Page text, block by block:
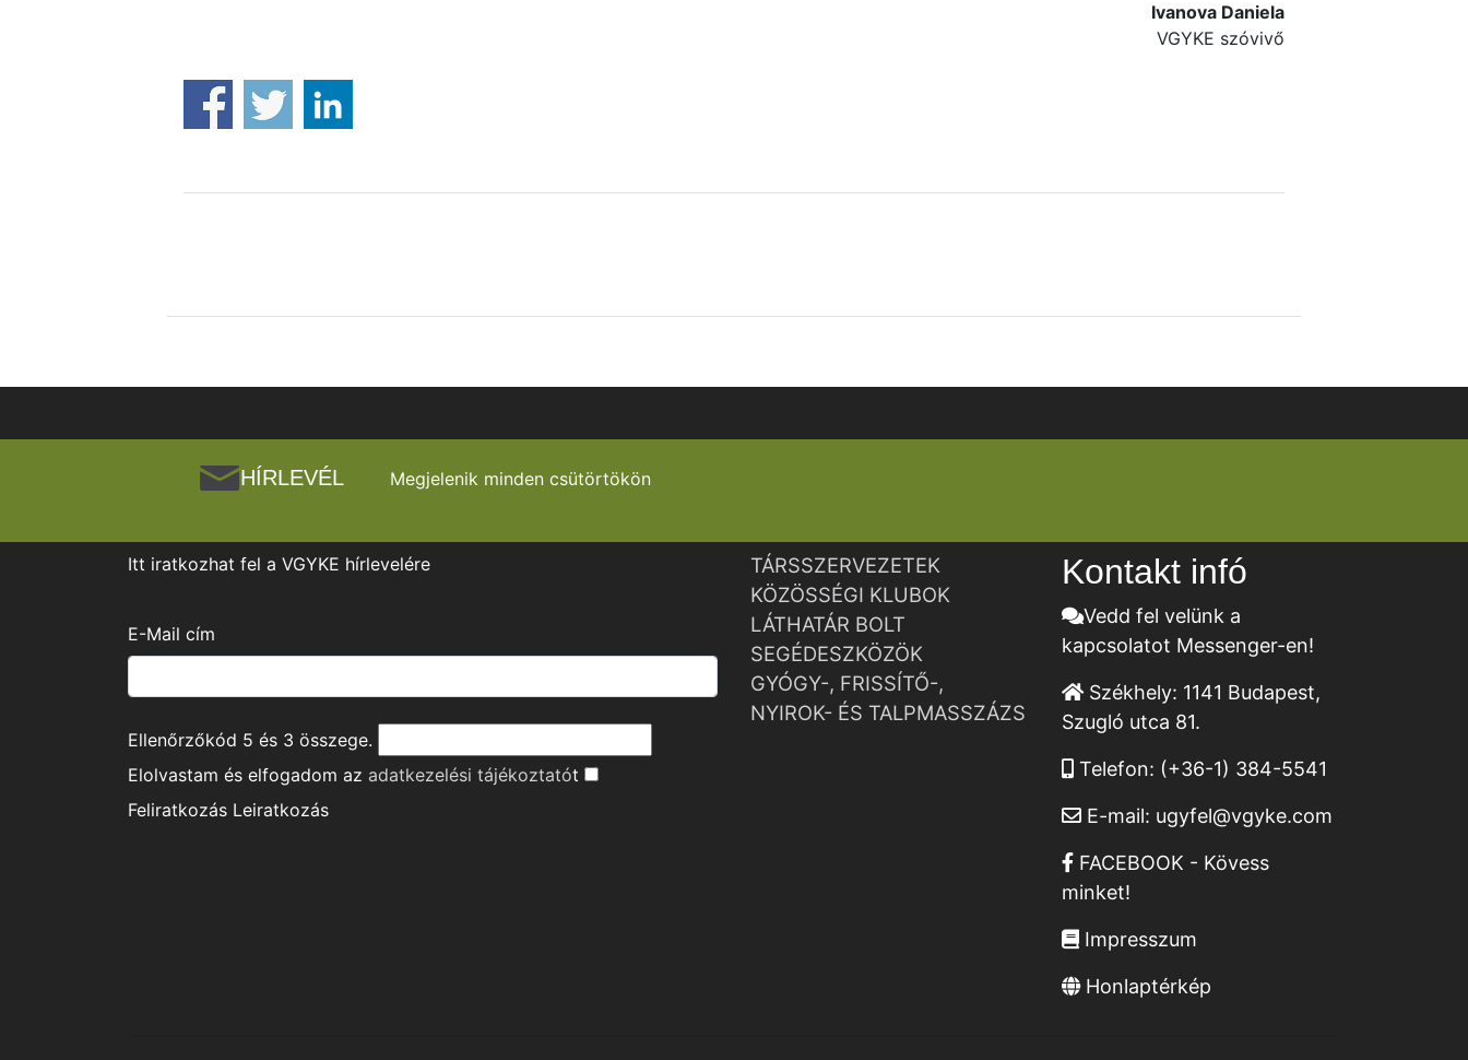
Ivanova Daniela
VGYKE szóvivő
HÍRLEVÉL Megjelenik minden csütörtökön
Itt iratkozhat fel a VGYKE hírlevelére
E-Mail cím
Ellenőrzőkód 5 és 3 összege.
Elolvastam és elfogadom az adatkezelési tájékoztatót
Feliratkozás Leiratkozás
TÁRSSZERVEZETEK
KÖZÖSSÉGI KLUBOK
LÁTHATÁR BOLT
SEGÉDESZKÖZÖK
GYÓGY-, FRISSÍTŐ-,
NYIROK- ÉS TALPMASSZÁZS
Kontakt infó
Vedd fel velünk a
kapcsolatot Messenger-en!
Székhely: 1141 Budapest,
Szugló utca 81.
Telefon: (+36-1) 384-5541
E-mail: ugyfel@vgyke.com
FACEBOOK - Kövess
minket!
Impresszum
Honlaptérkép